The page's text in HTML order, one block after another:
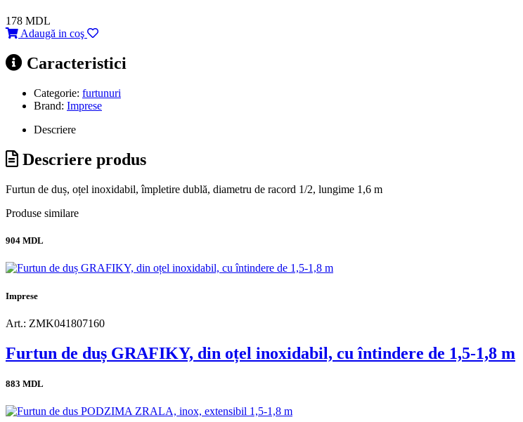
178 MDL
Adaugă in coş
Caracteristici
Categorie: furtunuri
Brand: Imprese
Descriere
Descriere produs
Furtun de duș, oțel inoxidabil, împletire dublă, diametru de racord 1/2, lungime 1,6 m
Produse similare
904 MDL
Imprese
Art.: ZMK041807160
Furtun de duș GRAFIKY, din oțel inoxidabil, cu întindere de 1,5-1,8 m
883 MDL